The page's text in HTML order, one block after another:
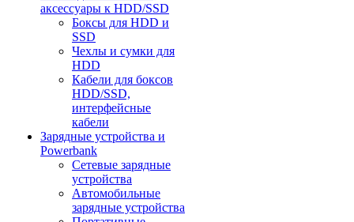
аксессуары к HDD/SSD
Боксы для HDD и
SSD
Чехлы и сумки для
HDD
Кабели для боксов
HDD/SSD,
интерфейсные
кабели
Зарядные устройства и
Powerbank
Сетевые зарядные
устройства
Автомобильные
зарядные устройства